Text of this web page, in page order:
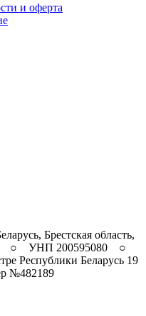
и оферта
Брестская область,
○ УНП 200595080 ○
Республики Беларусь 19
№482189